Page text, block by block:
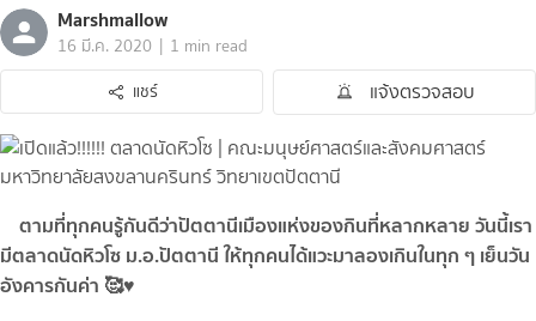
Marshmallow
16 มี.ค. 2020 | 1 min read
แชร์
แจ้งตรวจสอบ
ตามที่ทุกคนรู้กันดีว่าปัตตานีเมืองแห่งของกินที่หลากหลาย วันนี้เรา
มีตลาดนัดหิวโซ ม.อ.ปัตตานี ให้ทุกคนได้แวะมาลองเกินในทุก ๆ เย็นวัน
อังคารกันค่า 🥰♥️